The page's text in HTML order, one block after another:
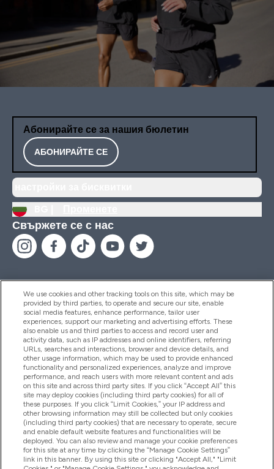
Абонирайте се за нашия бюлетин
АБОНИРАЙТЕ СЕ
Свържете се с нас
Помощ И Информация
Продукти
Информация За Компанията
Лоялност И Награди
We use cookies and other tracking tools on this site, which may be
provided by third parties, to operate and secure our site, enable
social media features, enhance performance, tailor user
experiences, support our marketing and advertising efforts. These
also enable us and third parties to access and record user and
activity data, such as IP addresses and online identifiers, referring
URLs, searches and interactions, browser and device details, and
other usage information, which may be used to provide enhanced
functionality and personalized experiences, analyze and improve
performance, and reach users with more relevant content and ads
on this site and across third party sites. If you click “Accept All” this
site may deploy cookies (including third party cookies) for all of
these purposes. If you click “Limit Cookies,” your IP address and
other browsing information may still be collected but only cookies
(including third party cookies) that are necessary to operate, secure
and enable default website features and functionalities will be
deployed. You can also review and manage your cookie preferences
for this site at any time by clicking the “Manage Cookie Settings”
link in this banner. By using this site or clicking "Accept All," "Limit